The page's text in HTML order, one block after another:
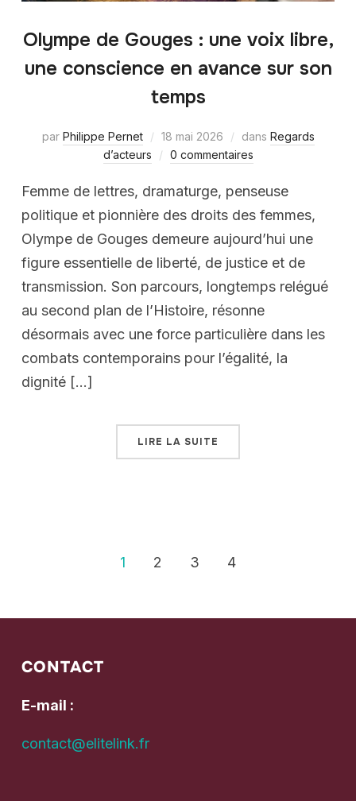
Olympe de Gouges : une voix libre,
une conscience en avance sur son
temps
par Philippe Pernet 18 mai 2026 dans Regards
d’acteurs
0 commentaires
Femme de lettres, dramaturge, penseuse
politique et pionnière des droits des femmes,
Olympe de Gouges demeure aujourd’hui une
figure essentielle de liberté, de justice et de
transmission. Son parcours, longtemps relégué
au second plan de l’Histoire, résonne
désormais avec une force particulière dans les
combats contemporains pour l’égalité, la
dignité […]
LIRE LA SUITE
1 2 3 4
CONTACT
E-mail :
contact@elitelink.fr